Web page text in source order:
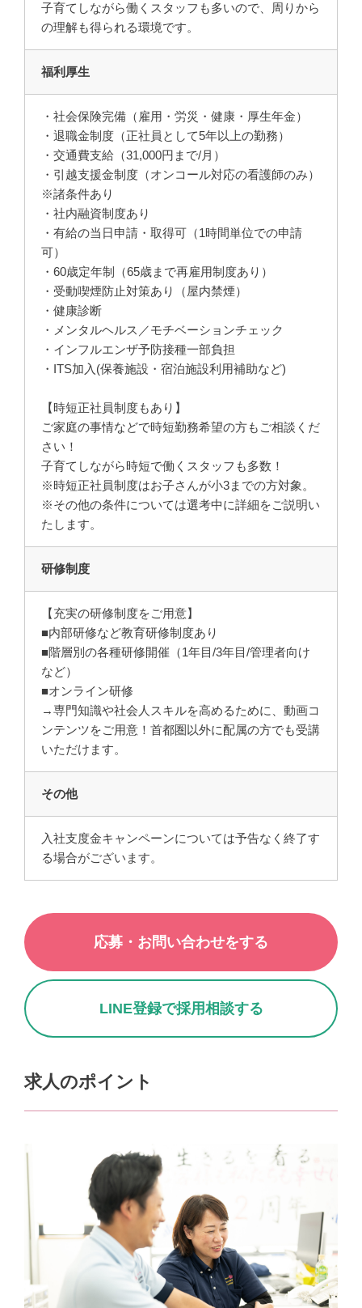
子育てしながら働くスタッフも多いので、周りから
の理解も得られる環境です。
福利厚生
・社会保険完備（雇用・労災・健康・厚生年金）
・退職金制度（正社員として5年以上の勤務）
・交通費支給（31,000円まで/月）
・引越支援金制度（オンコール対応の看護師のみ）
※諸条件あり
・社内融資制度あり
・有給の当日申請・取得可（1時間単位での申請
可）
・60歳定年制（65歳まで再雇用制度あり）
・受動喫煙防止対策あり（屋内禁煙）
・健康診断
・メンタルヘルス／モチベーションチェック
・インフルエンザ予防接種一部負担
・ITS加入(保養施設・宿泊施設利用補助など)
【時短正社員制度もあり】
ご家庭の事情などで時短勤務希望の方もご相談くだ
さい！
子育てしながら時短で働くスタッフも多数！
※時短正社員制度はお子さんが小3までの方対象。
※その他の条件については選考中に詳細をご説明い
たします。
研修制度
【充実の研修制度をご用意】
■内部研修など教育研修制度あり
■階層別の各種研修開催（1年目/3年目/管理者向け
など）
■オンライン研修
→専門知識や社会人スキルを高めるために、動画コ
ンテンツをご用意！首都圏以外に配属の方でも受講
いただけます。
その他
入社支度金キャンペーンについては予告なく終了す
る場合がございます。
応募・お問い合わせをする
LINE登録で採用相談する
求人のポイント